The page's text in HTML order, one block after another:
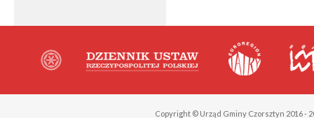
Copyright © Urząd Gminy Czorsztyn 2016 -